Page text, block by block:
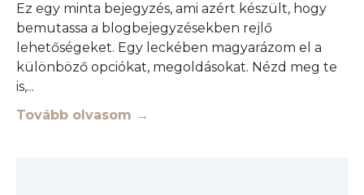
Ez egy minta bejegyzés, ami azért készült, hogy
bemutassa a blogbejegyzésekben rejlő
lehetőségeket. Egy leckében magyarázom el a
különböző opciókat, megoldásokat. Nézd meg te
is,
Tovább olvasom →